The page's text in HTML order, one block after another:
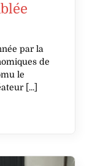
par la
de
le